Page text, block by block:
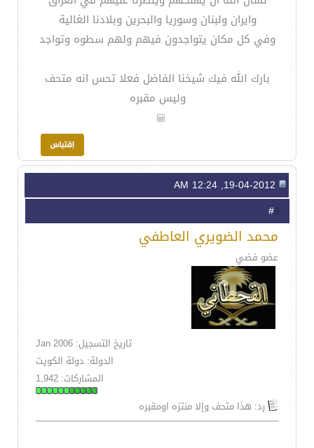
وايران ولبنان وسوريا والبحرين وبلادنا الغالية
وفي كل مكان يتواجدون فيهم ولهم سطوه وتواجد
بارك الله فيك شيخنا الفاضل فعلا تحس انه متحف
وليس مقبره
3
محمد الضويري العاطفي
عضو فضي
تاريخ التسجيل: Jan 2006
الدولة: دولة الكويت
المشاركات: 1,942
رد: هذا متحف وإلا منتزه اومقبره